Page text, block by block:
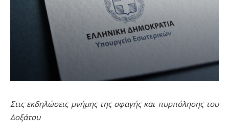
Στις εκδηλώσεις μνήμης της σφαγής και πυρπόλησης του
Δοξάτου